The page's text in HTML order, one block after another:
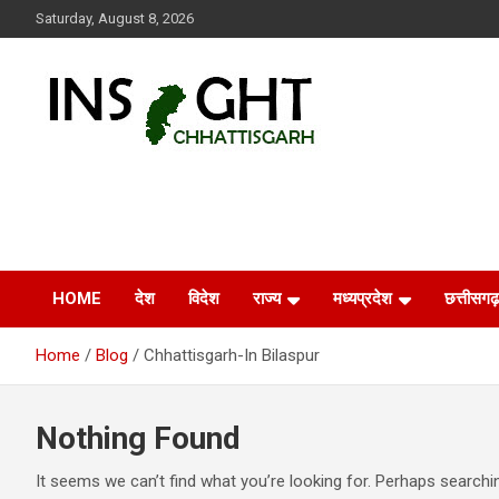
to
Saturday, August 8, 2026
HOME देश विदेश राज्य मध्यप्रदेश छत्तीसगढ़
Home Blog Chhattisgarh-In Bilaspur
Nothing Found
It seems we can’t find what you’re looking for. Perhaps